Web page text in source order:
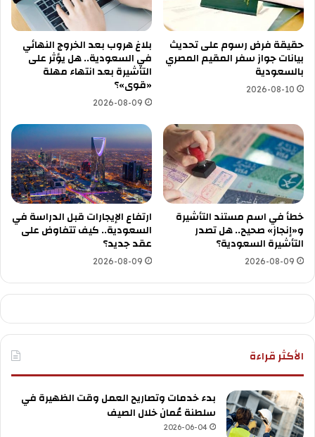
حقيقة فرض رسوم على تحديث
بيانات جواز سفر المقيم المصري
بالسعودية
2026-08-10
بلاغ هروب بعد الخروج النهائي
في السعودية.. هل يؤثر على
التأشيرة بعد انتهاء مهلة
«قوى»؟
2026-08-09
خطأ في اسم مستند التأشيرة
و«إنجاز» صحيح.. هل تصدر
التأشيرة السعودية؟
2026-08-09
ارتفاع الإيجارات قبل الدراسة في
السعودية.. كيف تتفاوض على
عقد جديد؟
2026-08-09
الأكثر قراءة
بدء خدمات وتصاريح العمل وقت الظهيرة في
سلطنة عُمان خلال الصيف
2026-06-04